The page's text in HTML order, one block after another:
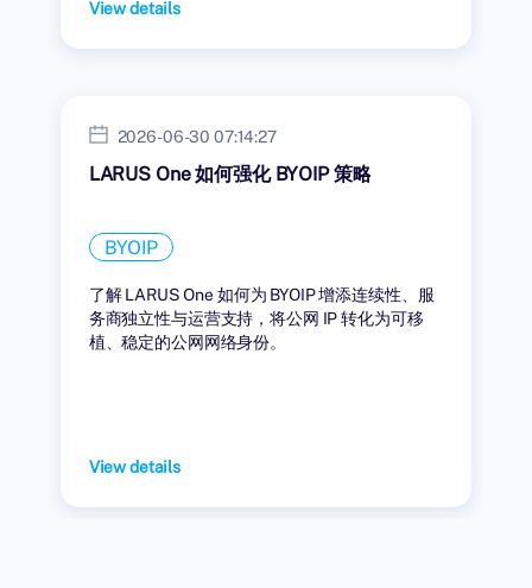
View details
2026-06-30 07:14:27
LARUS One 如何强化 BYOIP 策略
BYOIP
了解 LARUS One 如何为 BYOIP 增添连续性、服
务商独立性与运营支持，将公网 IP 转化为可移
植、稳定的公网网络身份。
View details